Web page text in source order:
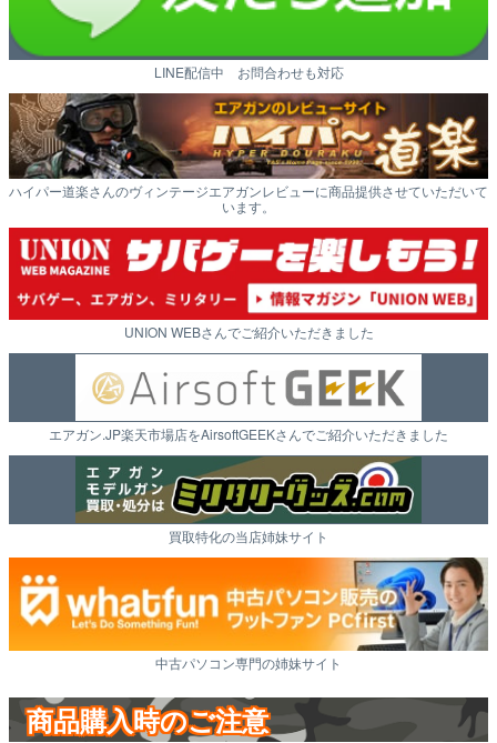
LINE配信中 お問合わせも対応
ハイパー道楽さんのヴィンテージエアガンレビューに商品提供させていただいて
います。
UNION WEBさんでご紹介いただきました
エアガン.JP楽天市場店をAirsoftGEEKさんでご紹介いただきました
買取特化の当店姉妹サイト
中古パソコン専門の姉妹サイト
商品購入時のご注意